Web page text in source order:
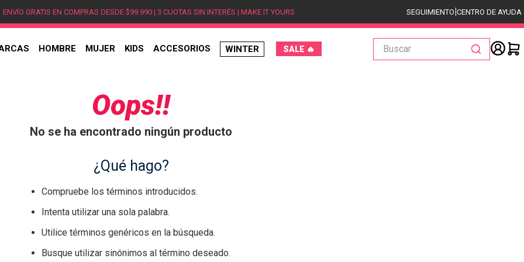
ENVÍO GRATIS EN COMPRAS DESDE $99.990 | 3 CUOTAS SIN INTERÉS | MAKE IT YOURS SEGUIMIENTO|CENTRO DE AYUDA
HOMBRE MUJER KIDS ACCESORIOS WINTER SALE 🔥
Buscar
Oops!!
No se ha encontrado ningún producto
¿Qué hago?
Compruebe los términos introducidos.
Intenta utilizar una sola palabra.
Utilice términos genéricos en la búsqueda.
Busque utilizar sinónimos al término deseado.
2
jordan
3.
mujer
5.
zapatillas
6.
zapatillas jordan
7.
new balance
8.
zapatillas hombre
9. zapatillas nike